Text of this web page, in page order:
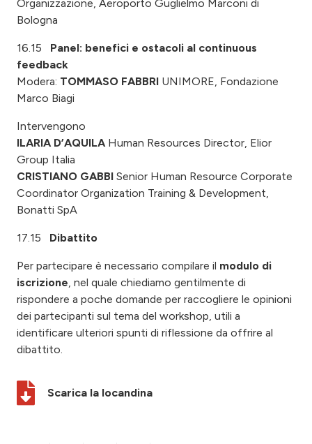
Organizzazione, Aeroporto Guglielmo Marconi di
Bologna
16.15 Panel: benefici e ostacoli al continuous
feedback
Modera: TOMMASO FABBRI UNIMORE, Fondazione
Marco Biagi
Intervengono
ILARIA D’AQUILA Human Resources Director, Elior
Group Italia
CRISTIANO GABBI Senior Human Resource Corporate
Coordinator Organization Training & Development,
Bonatti SpA
17.15 Dibattito
Per partecipare è necessario compilare il modulo di
iscrizione, nel quale chiediamo gentilmente di
rispondere a poche domande per raccogliere le opinioni
dei partecipanti sul tema del workshop, utili a
identificare ulteriori spunti di riflessione da offrire al
dibattito.
Scarica la locandina